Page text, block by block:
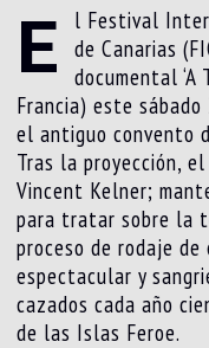
E
l Festival
de Canarias
documental
Francia) este
el antiguo convento
Tras la proyección,
Vincent Kelner;
para tratar sobre la
proceso de rodaje
espectacular y
cazados cada año
de las Islas Feroe.